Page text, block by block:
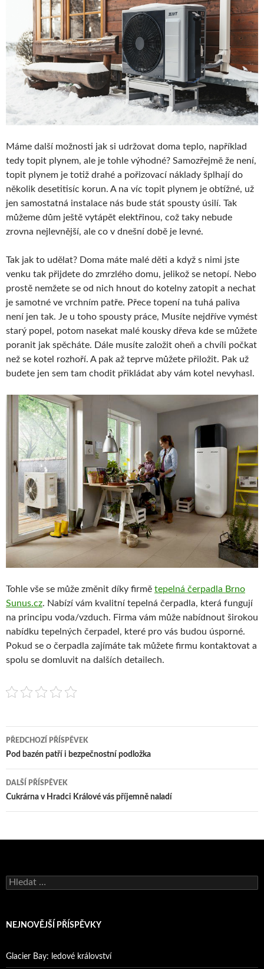
Máme další možnosti jak si udržovat doma teplo, například
tedy topit plynem, ale je tohle výhodné? Samozřejmě že není,
topit plynem je totiž drahé a pořizovací náklady šplhají do
několik desetitisíc korun. A na víc topit plynem je obtížné, už
jen samostatná instalace nás bude stát spousty úsilí. Tak
můžeme dům ještě vytápět elektřinou, což taky nebude
zrovna nejlevnější, ale co v dnešní době je levné.
Tak jak to udělat? Doma máte malé děti a když s nimi jste
venku tak přijdete do zmrzlého domu, jelikož se netopí. Nebo
prostě nemžete se od nich hnout do kotelny zatopit a nechat
je samotné ve vrchním patře. Přece topení na tuhá paliva
není jen tak. Je u toho spousty práce, Musíte nejdříve vymést
starý popel, potom nasekat malé kousky dřeva kde se můžete
poranit jak spěcháte. Dále musíte založit oheň a chvíli počkat
než se kotel rozhoří. A pak až teprve můžete přiložit. Pak už
budete jen sem tam chodit přikládat aby vám kotel nevyhasl.
Tohle vše se může změnit díky firmě tepelná čerpadla Brno
Sunus.cz. Nabízí vám kvalitní tepelná čerpadla, která fungují
na principu voda/vzduch. Firma vám může nabídnout širokou
nabídku tepelných čerpadel, které pro vás budou úsporné.
Pokud se o čerpadla zajímáte tak můžete firmu kontaktovat a
spolu se domluvit na dalších detailech.
Navigace
pro
příspěvky
PŘEDCHOZÍ PŘÍSPĚVEK
Pod bazén patří i bezpečnostní podložka
DALŠÍ PŘÍSPĚVEK
Cukrárna v Hradci Králové vás příjemně naladí
Vyhledávání
NEJNOVĚJŠÍ PŘÍSPĚVKY
Glacier Bay: ledové království